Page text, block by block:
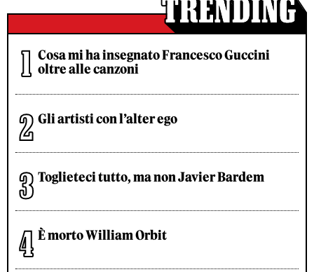
Cosa mi ha insegnato Francesco Guccini
oltre alle canzoni
Gli artisti con l’alter ego
Toglieteci tutto, ma non Javier Bardem
È morto William Orbit